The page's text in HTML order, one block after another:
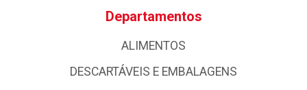
Departamentos
ALIMENTOS
DESCARTÁVEIS E EMBALAGENS